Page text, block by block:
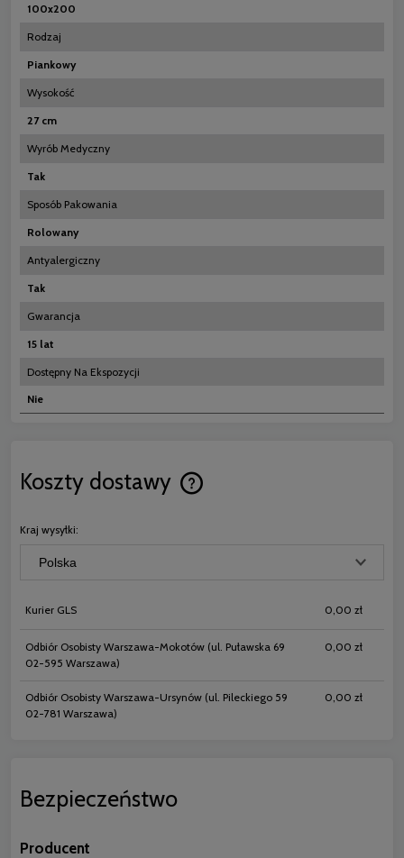
100x200
Rodzaj
Piankowy
Wysokość
27 cm
Wyrób Medyczny
Tak
Sposób Pakowania
Rolowany
Antyalergiczny
Tak
Gwarancja
15 lat
Dostępny Na Ekspozycji
Nie
Koszty dostawy
Cena nie zawiera ewentualnych
Kraj wysyłki:
Kurier GLS 0,00 zł
Odbiór Osobisty Warszawa-Mokotów (ul. Puławska 69
02-595 Warszawa)
0,00 zł
Odbiór Osobisty Warszawa-Ursynów (ul. Pileckiego 59
02-781 Warszawa)
0,00 zł
Bezpieczeństwo
Producent